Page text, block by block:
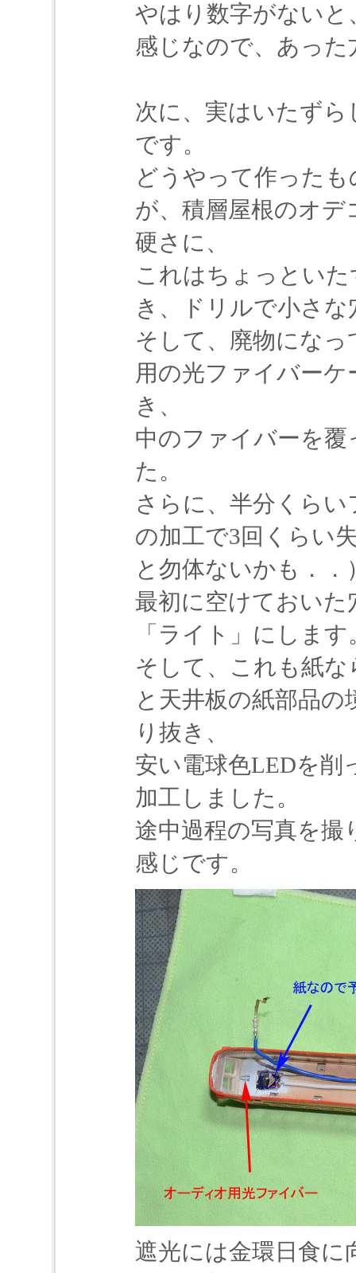
やはり数字がない
感じなので、あっ
次に、実はいたず
です。
どうやって作った
が、積層屋根のオ
硬さに、
これはちょっとい
き、ドリルで小さ
そして、廃物にな
用の光ファイバー
き、
中のファイバーを
た。
さらに、半分くら
の加工で3回くらい
と勿体ないかも．．
最初に空けておい
「ライト」にします
そして、これも紙
と天井板の紙部品
り抜き、
安い電球色LEDを削
加工しました。
途中過程の写真を
感じです。
遮光には金環日食